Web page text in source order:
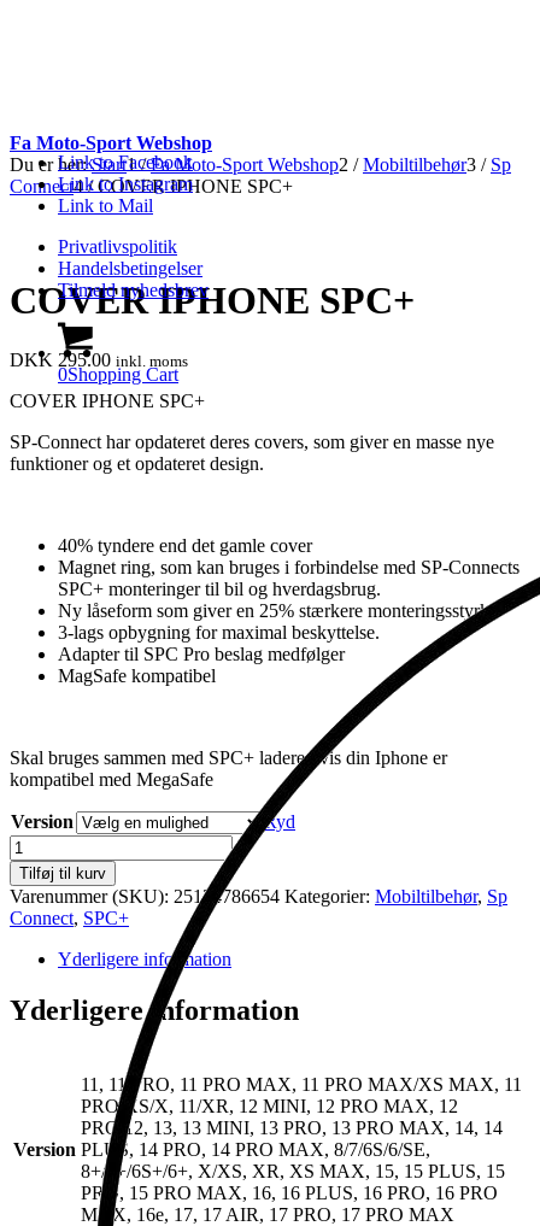
Link to Facebook
Link to Instagram
Link to Mail
Privatlivspolitik
Handelsbetingelser
Tilmeld nyhedsbrev
0Shopping Cart
Fa Moto-Sport Webshop
Du er her: Start1 / Fa Moto-Sport Webshop2 / Mobiltilbehør3 / Sp
Connect4 / COVER IPHONE SPC+
COVER IPHONE SPC+
DKK 295.00 inkl. moms
COVER IPHONE SPC+
SP-Connect har opdateret deres covers, som giver en masse nye
funktioner og et opdateret design.
40% tyndere end det gamle cover
Magnet ring, som kan bruges i forbindelse med SP-Connects
SPC+ monteringer til bil og hverdagsbrug.
Ny låseform som giver en 25% stærkere monteringsstyrke.
3-lags opbygning for maximal beskyttelse.
Adapter til SPC Pro beslag medfølger
MagSafe kompatibel
Skal bruges sammen med SPC+ ladere hvis din Iphone er
kompatibel med MegaSafe
Version
Ryd
COVER
IPHONE
SPC+
antal
Tilføj til kurv
Varenummer (SKU): 25134786654 Kategorier: Mobiltilbehør, Sp
Connect, SPC+
Yderligere information
Yderligere information
Version
11, 11 PRO, 11 PRO MAX, 11 PRO MAX/XS MAX, 11
PRO/XS/X, 11/XR, 12 MINI, 12 PRO MAX, 12
PRO/12, 13, 13 MINI, 13 PRO, 13 PRO MAX, 14, 14
PLUS, 14 PRO, 14 PRO MAX, 8/7/6S/6/SE,
8+/7+/6S+/6+, X/XS, XR, XS MAX, 15, 15 PLUS, 15
PRO, 15 PRO MAX, 16, 16 PLUS, 16 PRO, 16 PRO
MAX, 16e, 17, 17 AIR, 17 PRO, 17 PRO MAX